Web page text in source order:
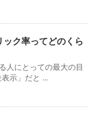
ク率ってどのくら
人にとっての最大の目
示」だと ...